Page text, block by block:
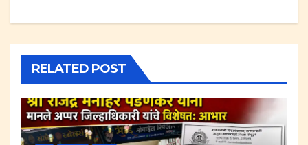
RELATED POST